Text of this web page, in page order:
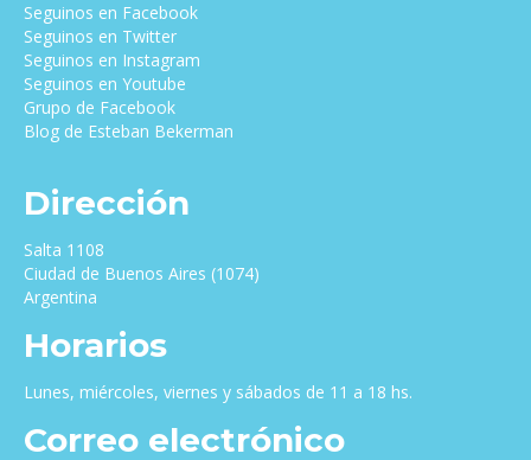
Seguinos en Facebook
Seguinos en Twitter
Seguinos en Instagram
Seguinos en Youtube
Grupo de Facebook
Blog de Esteban Bekerman
Dirección
Salta 1108
Ciudad de Buenos Aires (1074)
Argentina
Horarios
Lunes, miércoles, viernes y sábados de 11 a 18 hs.
Correo electrónico